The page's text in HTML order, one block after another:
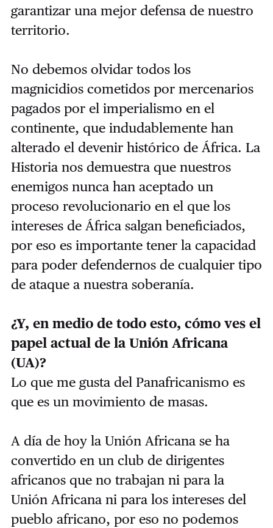
garantizar una mejor defensa de nuestro
territorio.
No debemos olvidar todos los
magnicidios cometidos por mercenarios
pagados por el imperialismo en el
continente, que indudablemente han
alterado el devenir histórico de África. La
Historia nos demuestra que nuestros
enemigos nunca han aceptado un
proceso revolucionario en el que los
intereses de África salgan beneficiados,
por eso es importante tener la capacidad
para poder defendernos de cualquier tipo
de ataque a nuestra soberanía.
¿Y, en medio de todo esto, cómo ves el
papel actual de la Unión Africana
(UA)?
Lo que me gusta del Panafricanismo es
que es un movimiento de masas.
A día de hoy la Unión Africana se ha
convertido en un club de dirigentes
africanos que no trabajan ni para la
Unión Africana ni para los intereses del
pueblo africano, por eso no podemos